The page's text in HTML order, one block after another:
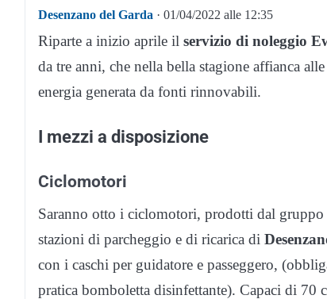
Desenzano del Garda · 01/04/2022 alle 12:35
Riparte a inizio aprile il servizio di noleggio
da tre anni, che nella bella stagione affianca
energia generata da fonti rinnovabili.
I mezzi a disposizione
Ciclomotori
Saranno otto i ciclomotori, prodotti dal
stazioni di parcheggio e di ricarica di
con i caschi per guidatore e passeggero,
pratica bomboletta disinfettante). Capaci di